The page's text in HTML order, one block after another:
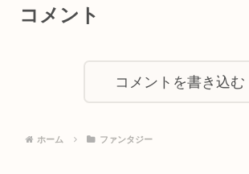
コメント
コメントを書き込む
ホーム ファンタジー